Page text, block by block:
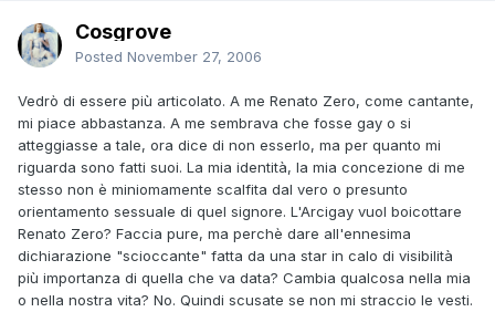
Cosgrove
Posted November 27, 2006
Vedrò di essere più articolato. A me Renato Zero, come cantante,
mi piace abbastanza. A me sembrava che fosse gay o si
atteggiasse a tale, ora dice di non esserlo, ma per quanto mi
riguarda sono fatti suoi. La mia identità, la mia concezione di me
stesso non è miniomamente scalfita dal vero o presunto
orientamento sessuale di quel signore. L'Arcigay vuol boicottare
Renato Zero? Faccia pure, ma perchè dare all'ennesima
dichiarazione "scioccante" fatta da una star in calo di visibilità
più importanza di quella che va data? Cambia qualcosa nella mia
o nella nostra vita? No. Quindi scusate se non mi straccio le vesti.